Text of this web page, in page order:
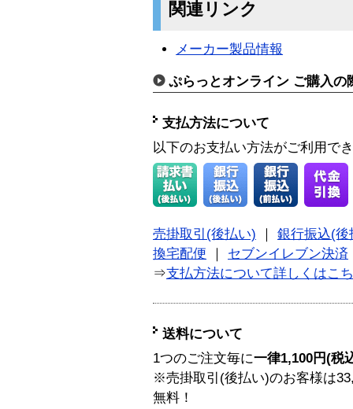
関連リンク
メーカー製品情報
ぷらっとオンライン ご購入の
支払方法について
以下のお支払い方法がご利用で
売掛取引(後払い)
銀行振込(後
換宅配便
セブンイレブン決済
⇒支払方法について詳しくはこ
送料について
1つのご注文毎に一律1,100円(税
※売掛取引(後払い)のお客様は
無料！